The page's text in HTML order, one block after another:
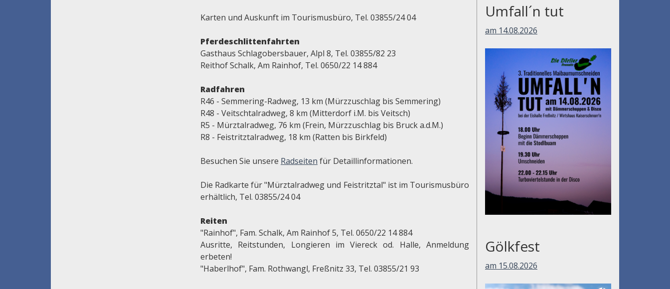
Karten und Auskunft im Tourismusbüro, Tel. 03855/24 04
Pferdeschlittenfahrten
Gasthaus Schlagobersbauer, Alpl 8, Tel. 03855/82 23
Reithof Schalk, Am Rainhof, Tel. 0650/22 14 884
Radfahren
R46 - Semmering-Radweg, 13 km (Mürzzuschlag bis Semmering)
R48 - Veitschtalradweg, 8 km (Mitterdorf i.M. bis Veitsch)
R5 - Mürztalradweg, 76 km (Frein, Mürzzuschlag bis Bruck a.d.M.)
R8 - Feistritztalradweg, 18 km (Ratten bis Birkfeld)
Besuchen Sie unsere Radseiten für Detaillinformationen.
Die Radkarte für "Mürztalradweg und Feistritztal" ist im Tourismusbüro
erhältlich, Tel. 03855/24 04
Reiten
"Rainhof", Fam. Schalk, Am Rainhof 5, Tel. 0650/22 14 884
Ausritte, Reitstunden, Longieren im Viereck od. Halle, Anmeldung
erbeten!
"Haberlhof", Fam. Rothwangl, Freßnitz 33, Tel. 03855/21 93
Umfall´n tut
am 14.08.2026
Gölkfest
am 15.08.2026